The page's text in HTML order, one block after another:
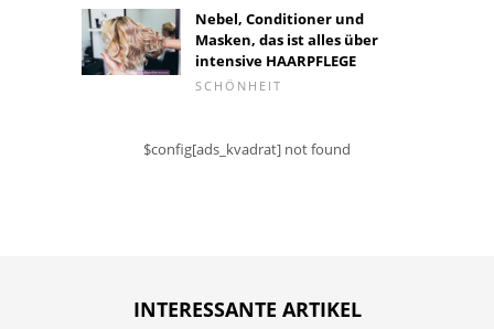
Nebel, Conditioner und
Masken, das ist alles über
intensive HAARPFLEGE
SCHÖNHEIT
$config[ads_kvadrat] not found
INTERESSANTE ARTIKEL